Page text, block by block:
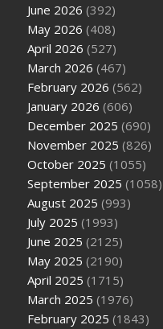
June 2026 (392)
May 2026 (408)
April 2026 (527)
March 2026 (467)
February 2026 (562)
January 2026 (606)
December 2025 (690)
November 2025 (826)
October 2025 (1055)
September 2025 (1058)
August 2025 (993)
July 2025 (1993)
June 2025 (2125)
May 2025 (2190)
April 2025 (1715)
March 2025 (1976)
February 2025 (1843)